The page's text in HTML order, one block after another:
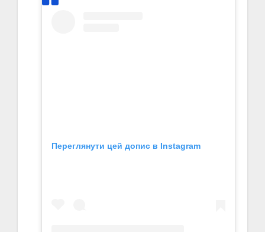
Переглянути цей допис в Instagram